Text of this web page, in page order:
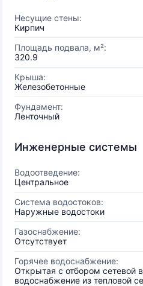
Несущие стены:
Кирпич
Площадь подвала, м²:
320.9
Крыша:
Железобетонные
Фундамент:
Ленточный
Инженерные системы
Водоотведение:
Центральное
Система водостоков:
Наружные водостоки
Газоснабжение:
Отсутствует
Горячее водоснабжение:
Открытая с отбором сетевой
водоснабжение из тепловой